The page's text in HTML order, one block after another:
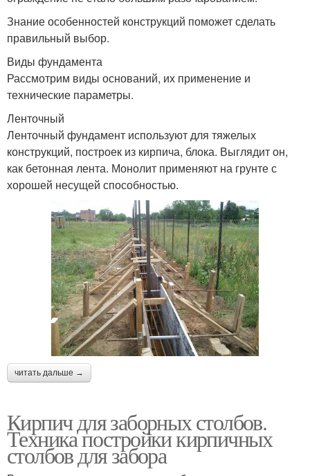
Знание особенностей конструкций поможет сделать
правильный выбор.
Виды фундамента
Рассмотрим виды оснований, их применение и
технические параметры.
Ленточный
Ленточный фундамент используют для тяжелых
конструкций, построек из кирпича, блока. Выглядит он,
как бетонная лента. Монолит применяют на грунте с
хорошей несущей способностью.
читать дальше →
Кирпич для заборных столбов.
Техника постройки кирпичных
столбов для забора